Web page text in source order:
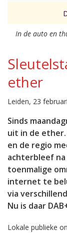
In de auto en
ether
Leiden, 23
Sinds
uit in de
en de regio
achterbleef
toenmalige
internet te
via
Nu is daar
Lokale publieke